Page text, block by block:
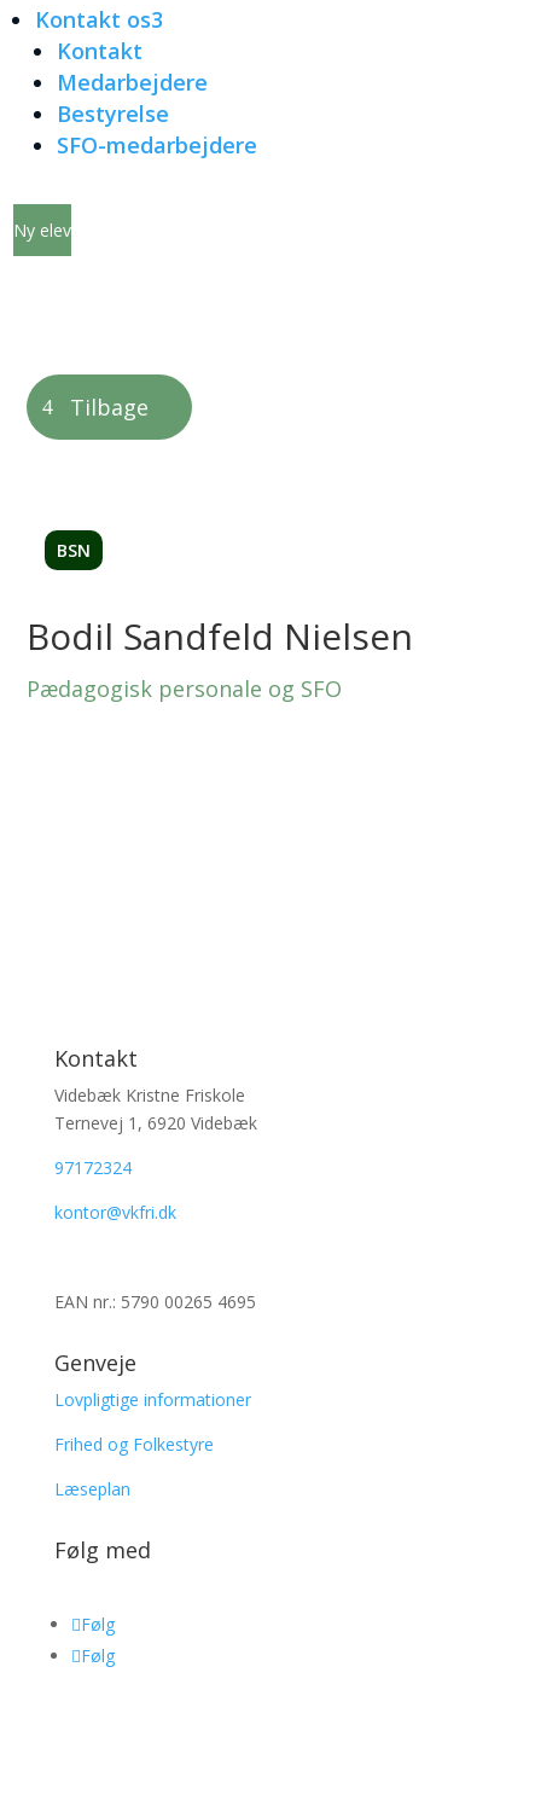
Kontakt os3
Kontakt
Medarbejdere
Bestyrelse
SFO-medarbejdere
Ny elev
Tilbage
BSN
Bodil Sandfeld Nielsen
Pædagogisk personale og SFO
Kontakt
Videbæk Kristne Friskole
Ternevej 1, 6920 Videbæk
97172324
kontor@vkfri.dk
EAN nr.: 5790 00265 4695
Genveje
Lovpligtige informationer
Frihed og Folkestyre
Læseplan
Følg med
Følg
Følg